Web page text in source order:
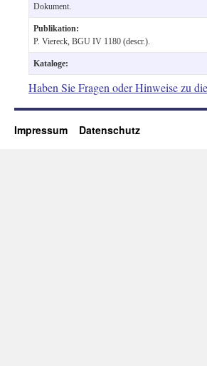
Dokument.
Publikation:
P. Viereck, BGU IV 1180 (descr.).
Kataloge:
Haben Sie Fragen oder Hinweise zu
Impressum Datenschutz